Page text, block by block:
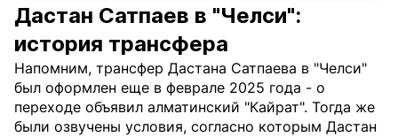
Дастан Сатпаев в "Челси":
история трансфера
Напомним, трансфер Дастана Сатпаева в "Челси"
был оформлен еще в феврале 2025 года - о
переходе объявил алматинский "Кайрат". Тогда же
были озвучены условия, согласно которым Дастан